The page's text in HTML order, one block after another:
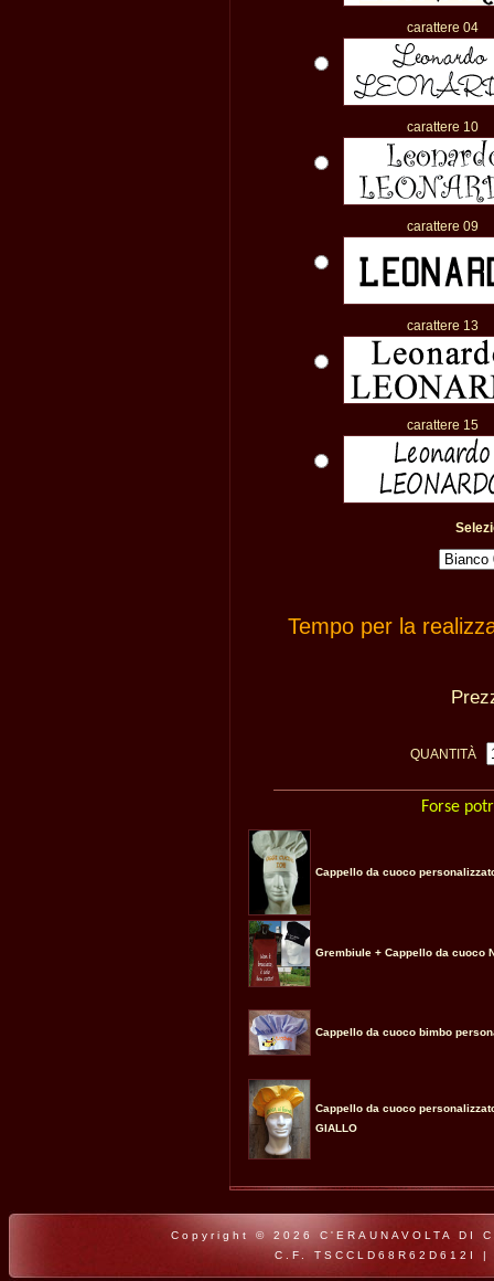
carattere 04
carattere 10
carattere 09
carattere 13
carattere 15
Tempo per la
QUANTITÀ
Forse
Cappello da cuoco
Grembiule + Cappello da cuoco
Cappello da cuoco bimbo
Cappello da cuoco
GIALLO
Copyright © 2026 C'ERAUNAVOLTA
C.F. TSCCLD68R62D612I